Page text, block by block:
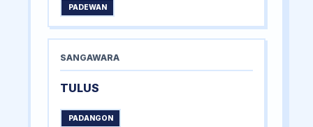
PADEWAN
SANGAWARA
TULUS
PADANGON